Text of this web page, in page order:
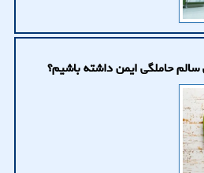
حاملگی ایمن داشته باشیم؟